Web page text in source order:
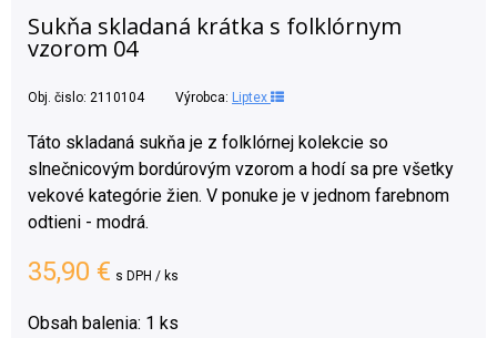
Sukňa skladaná krátka s folklórnym
vzorom 04
Obj. čislo: 2110104 Výrobca: Liptex
Táto skladaná sukňa je z folklórnej kolekcie so
slnečnicovým bordúrovým vzorom a hodí sa pre všetky
vekové kategórie žien. V ponuke je v jednom farebnom
odtieni - modrá.
35,90 € s DPH / ks
Obsah balenia: 1 ks